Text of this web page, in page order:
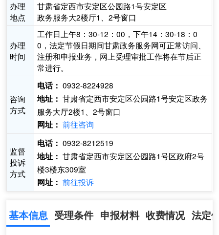
办理
地点
甘肃省定西市安定区公园路1号安定区
政务服务大2楼厅1、2号窗口
办理
时间
工作日上午8：30-12：00，下午14：30-18：0
0，法定节假日期间甘肃政务服务网可正常访问、
注册和申报业务，网上受理审批工作将在节后正
常进行。
咨询
方式
电话： 0932-8224928
地址： 甘肃省定西市安定区公园路1号安定区政务
服务大厅2楼1、2号窗口
网址： 前往咨询
监督
投诉
方式
电话： 0932-8212519
地址： 甘肃省定西市安定区公园路1号区政府2号
楼3楼东309室
网址： 前往投诉
基本信息 受理条件 申报材料 收费情况 法定